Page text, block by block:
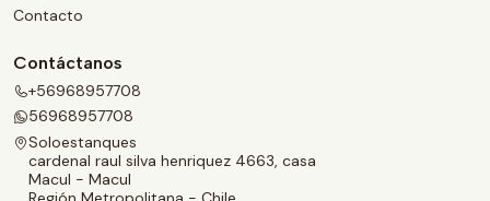
Contacto
Contáctanos
+56968957708
56968957708
Soloestanques
cardenal raul silva henriquez 4663, casa
Macul - Macul